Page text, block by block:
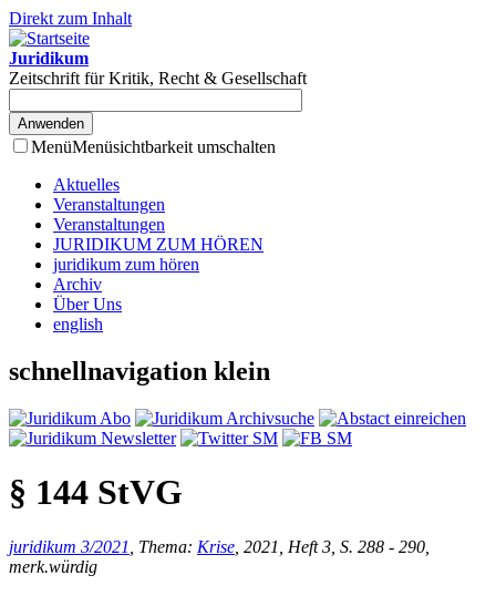
Direkt zum Inhalt
Juridikum
Zeitschrift für Kritik, Recht & Gesellschaft
MenüMenüsichtbarkeit umschalten
Aktuelles
Veranstaltungen
Veranstaltungen
JURIDIKUM ZUM HÖREN
juridikum zum hören
Archiv
Über Uns
english
schnellnavigation klein
§ 144 StVG
juridikum 3/2021 , Thema: Krise , 2021, Heft 3, S. 288 - 290,
merk.würdig